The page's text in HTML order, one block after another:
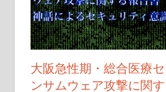
大阪急性期・総合医療
ンサムウェア攻撃に関